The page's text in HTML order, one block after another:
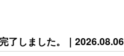
了しました。｜2026.08.06